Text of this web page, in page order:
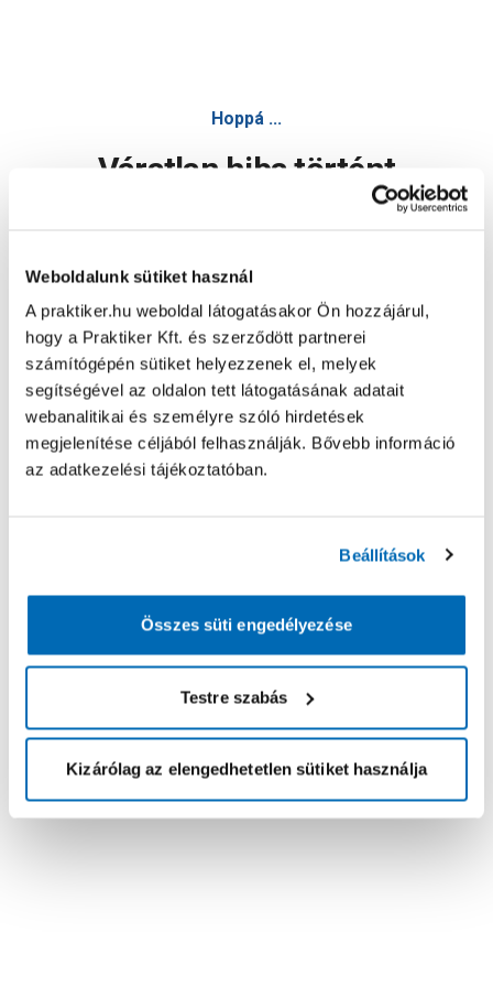
Weboldalunk sütiket használ
A praktiker.hu weboldal látogatásakor Ön hozzájárul,
hogy a Praktiker Kft. és szerződött partnerei
számítógépén sütiket helyezzenek el, melyek
segítségével az oldalon tett látogatásának adatait
webanalitikai és személyre szóló hirdetések
megjelenítése céljából felhasználják. Bővebb információ
az adatkezelési tájékoztatóban.
Beállítások
Összes süti engedélyezése
Testre szabás
Kizárólag az elengedhetetlen sütiket használja
Hoppá ...
Váratlan hiba történt
Oldal újratöltése